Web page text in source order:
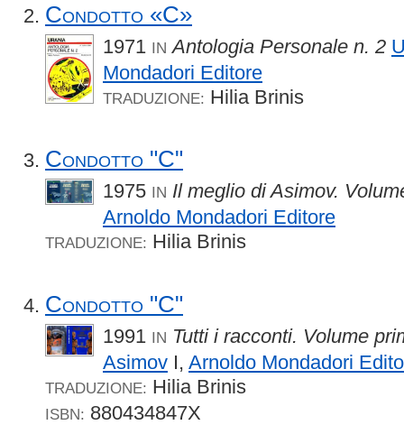
Condotto «C»
1971 IN Antologia Personale n. 2
Mondadori Editore
TRADUZIONE: Hilia Brinis
Condotto "C"
1975 IN Il meglio di Asimov.
Arnoldo Mondadori Editore
TRADUZIONE: Hilia Brinis
Condotto "C"
1991 IN Tutti i racconti. Volume
Asimov I, Arnoldo Mondadori
TRADUZIONE: Hilia Brinis
ISBN: 880434847X